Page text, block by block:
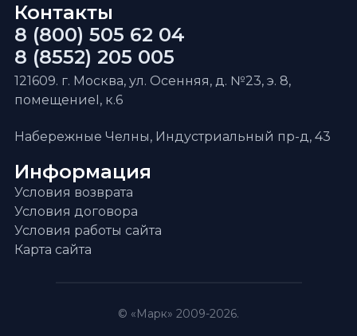
Информация
Условия возврата
Условия договора
Условия работы сайта
Карта сайта
Контакты
8 (800) 505 62 04
8 (8552) 205 005
121609. г. Москва, ул. Осенняя, д. №23, э. 8,
помещениеI, к.6
Набережные Челны, Индустриальный пр-д, 43
© «Марк» 2009-2026.